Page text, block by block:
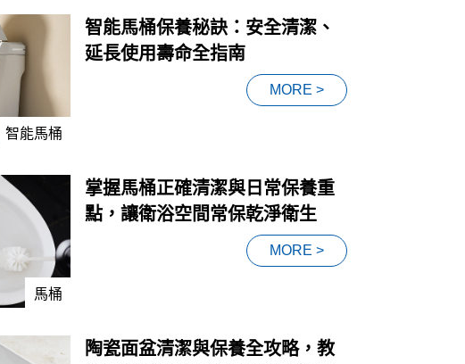
智能馬桶
智能馬桶保養秘訣：安全清潔、
延長使用壽命全指南
MORE >
馬桶
掌握馬桶正確清潔與日常保養重
點，讓衛浴空間常保乾淨衛生
MORE >
陶瓷面盆清潔與保養全攻略，教